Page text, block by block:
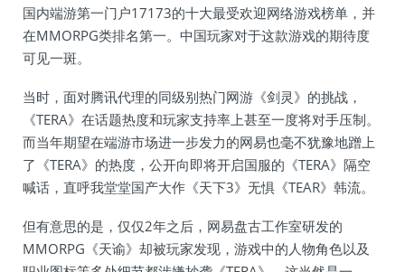
国内端游第一门户17173的十大最受欢迎网络游戏榜单，并
在MMORPG类排名第一。中国玩家对于这款游戏的期待度
可见一斑。
当时，面对腾讯代理的同级别热门网游《剑灵》的挑战，
《TERA》在话题热度和玩家支持率上甚至一度将对手压制。
而当年期望在端游市场进一步发力的网易也毫不犹豫地蹭上
了《TERA》的热度，公开向即将开启国服的《TERA》隔空
喊话，直呼我堂堂国产大作《天下3》无惧《TEAR》韩流。
但有意思的是，仅仅2年之后，网易盘古工作室研发的
MMORPG《天谕》却被玩家发现，游戏中的人物角色以及